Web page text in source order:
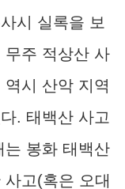
시 실록을 보
무주 적상산 사
시 산악 지역
. 태백산 사고
는 봉화 태백산
고(혹은 오대